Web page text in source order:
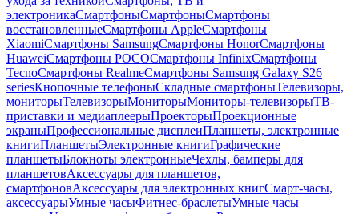
электроникаСмартфоныСмартфоныСмартфоны
восстановленныеСмартфоны AppleСмартфоны
XiaomiСмартфоны SamsungСмартфоны HonorСмартфоны
HuaweiСмартфоны POCOСмартфоны InfinixСмартфоны
TecnoСмартфоны RealmeСмартфоны Samsung Galaxy S26
seriesКнопочные телефоныСкладные смартфоныТелевизоры,
мониторыТелевизорыМониторыМониторы-телевизорыТВ-
приставки и медиаплеерыПроекторыПроекционные
экраныПрофессиональные дисплеиПланшеты, электронные
книгиПланшетыЭлектронные книгиГрафические
планшетыБлокноты электронныеЧехлы, бамперы для
планшетовАксессуары для планшетов,
смартфоновАксессуары для электронных книгСмарт-часы,
аксессуарыУмные часыФитнес-браслетыУмные часы